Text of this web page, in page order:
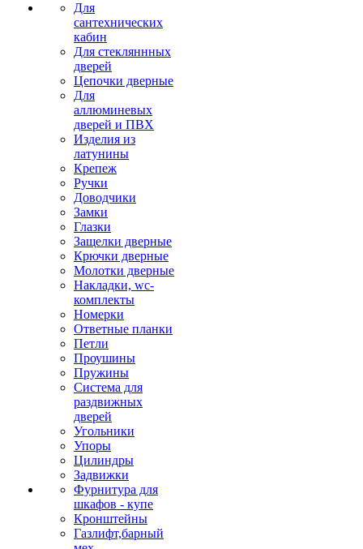
Для
сантехнических
кабин
Для стекляннных
дверей
Цепочки дверные
Для
аллюминевых
дверей и ПВХ
Изделия из
латунины
Крепеж
Ручки
Доводчики
Замки
Глазки
Защелки дверные
Крючки дверные
Молотки дверные
Накладки, wc-
комплекты
Номерки
Ответные планки
Петли
Проушины
Пружины
Система для
раздвижных
дверей
Угольники
Упоры
Цилиндры
Задвижки
Фурнитура для
шкафов - купе
Кронштейны
Газлифт,барный